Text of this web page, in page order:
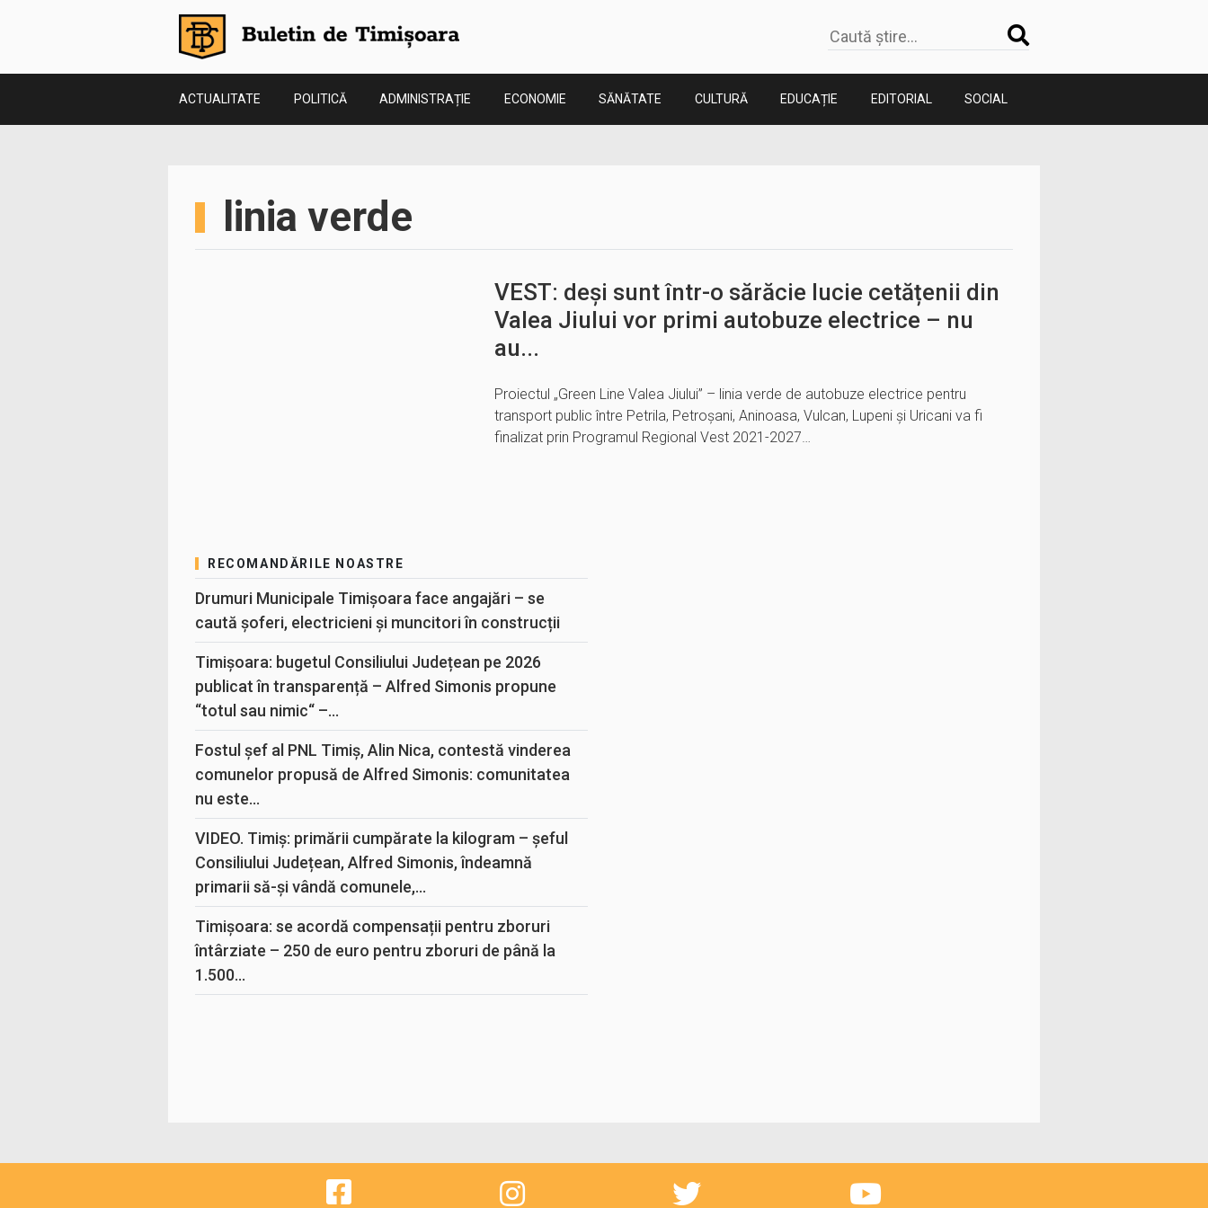
ACTUALITATE POLITICĂ ADMINISTRAȚIE ECONOMIE SĂNĂTATE CULTURĂ EDUCAȚIE EDITORIAL SOCIAL
linia verde
VEST: deși sunt într-o sărăcie lucie cetățenii din
Valea Jiului vor primi autobuze electrice – nu
au...
Proiectul „Green Line Valea Jiului” – linia verde de autobuze electrice pentru
transport public între Petrila, Petroșani, Aninoasa, Vulcan, Lupeni și Uricani va fi
finalizat prin Programul Regional Vest 2021-2027…
RECOMANDĂRILE NOASTRE
Drumuri Municipale Timișoara face angajări – se
caută șoferi, electricieni și muncitori în construcții
Timișoara: bugetul Consiliului Județean pe 2026
publicat în transparență – Alfred Simonis propune
“totul sau nimic“ –...
Fostul șef al PNL Timiș, Alin Nica, contestă vinderea
comunelor propusă de Alfred Simonis: comunitatea
nu este...
VIDEO. Timiș: primării cumpărate la kilogram – șeful
Consiliului Județean, Alfred Simonis, îndeamnă
primarii să-și vândă comunele,...
Timișoara: se acordă compensații pentru zboruri
întârziate – 250 de euro pentru zboruri de până la
1.500...